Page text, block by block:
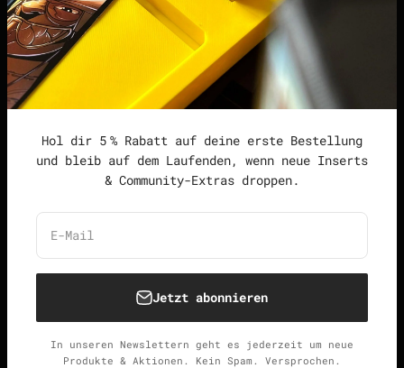
Hol dir 5 % Rabatt auf deine erste Bestellung
und bleib auf dem Laufenden, wenn neue Inserts
& Community-Extras droppen.
E-Mail
Jetzt abonnieren
In unseren Newslettern geht es jederzeit um neue
Produkte & Aktionen. Kein Spam. Versprochen.
Widerrufsrecht &
Widerrufsformular
Allgemeine
Geschäftsbedingungen
Deutschland (EUR €) Deutsch
Kontaktinformationen
Impressum